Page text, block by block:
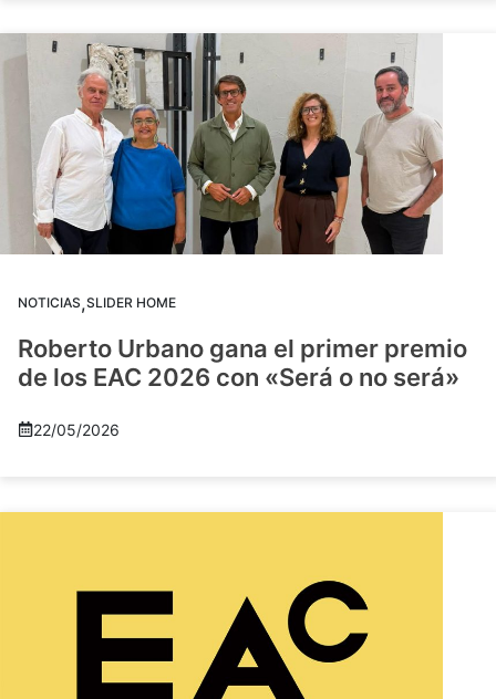
NOTICIAS,SLIDER HOME
Roberto Urbano gana el primer premio
de los EAC 2026 con «Será o no será»
22/05/2026